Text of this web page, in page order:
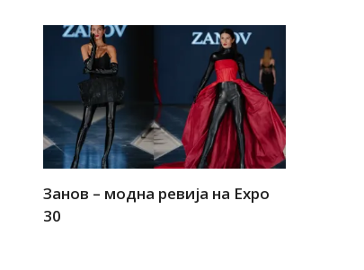
Занов – модна ревија на Expo
30